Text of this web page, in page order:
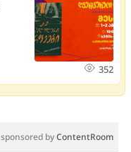
352
sponsored byContentRoom